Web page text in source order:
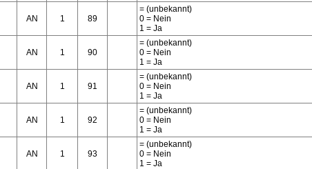
AN 1 89
= (unbekannt)
0 = Nein
1 = Ja
AN 1 90
= (unbekannt)
0 = Nein
1 = Ja
AN 1 91
= (unbekannt)
0 = Nein
1 = Ja
AN 1 92
= (unbekannt)
0 = Nein
1 = Ja
AN 1 93
= (unbekannt)
0 = Nein
1 = Ja